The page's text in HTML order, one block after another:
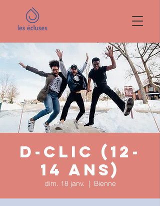
D-clic (12-
14 ans)
dim. 18 janv.
  |
Bienne